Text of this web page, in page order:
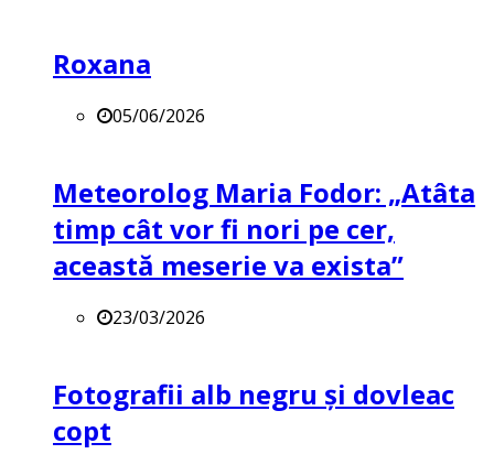
Roxana
05/06/2026
Meteorolog Maria Fodor: „Atâta
timp cât vor fi nori pe cer,
această meserie va exista”
23/03/2026
Fotografii alb negru și dovleac
copt